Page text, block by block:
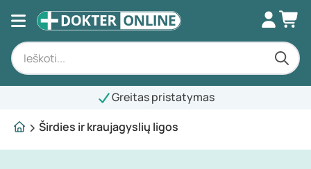
Greitas pristatymas
Širdies ir kraujagyslių ligos